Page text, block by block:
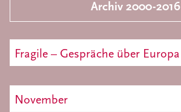
Archiv 2000-2016
Fragile – Gespräche über Europa
November